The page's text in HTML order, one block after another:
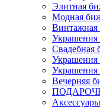
Элитная
Модная
Винтажная
Украшения
Свадебная
Украшения
Украшения
Вечерняя
Аксессуары